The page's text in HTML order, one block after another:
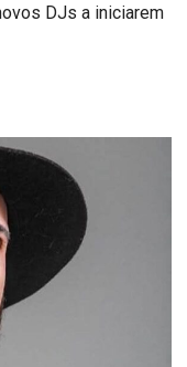
DJs a iniciarem